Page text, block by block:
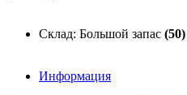
Склад: Большой запас (50)
Информация